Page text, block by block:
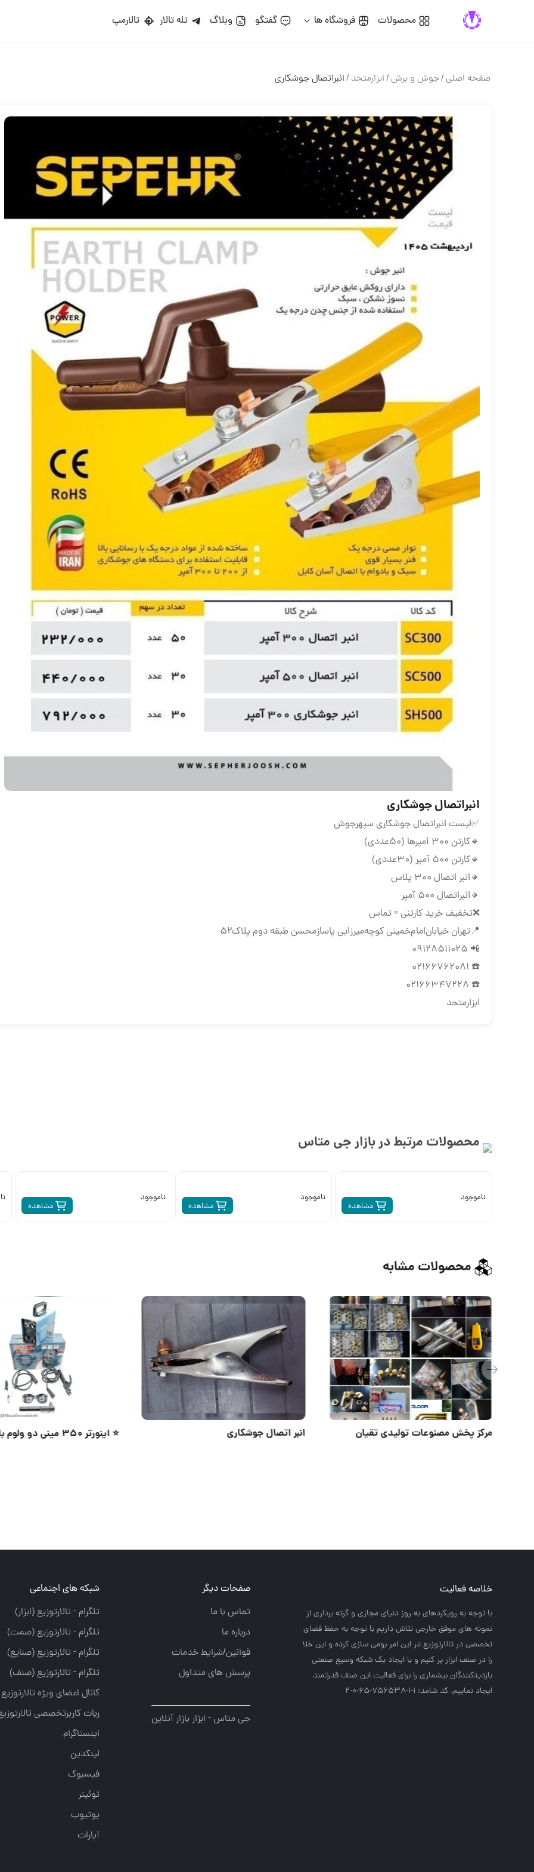
محصولات فروشگاه ها گفتگو وبلاگ تله تالار تالارمپ
صفحه اصلی/جوش و برش/ابزارمتحد /انبراتصال جوشکاری
انبراتصال جوشکاری
✅لیست انبراتصال جوشکاری سپهرجوش
🔹کارتن ۳۰۰ آمپرها (۵۰عددی)
🔹کارتن ۵۰۰ آمپر (۳۰عددی)
🔸انبر اتصال ۳۰۰ پلاس
🔸انبراتصال ۵۰۰ آمپر
❌تخفیف خرید کارتنی = تماس
📍تهران ‌خیابان‌امام‌خمینی‌ کوچه‌میرزایی پاساژمحسن طبقه دوم پلاک۵۲
📲 09128511025
☎️ 02166762081
☎️ 02166347228
ابزارمتحد
محصولات مرتبط در بازارجی متاس
مشاهده
ناموجود
مشاهده
ناموجود
مشاهده
ناموجود
محصولات مشابه
کابل جوشکاری سپهرجوش مرکز پخش مصنوعات تولیدی تقیان انبر اتصال جوشکاری
خلاصه فعالیت
با توجه به رويكردهاي به روز دنياي مجازي و گرته برداري از
نمونه هاي موفق خارجي تلاش داريم با توجه به حفظ فضاي
تخصصي در تالارتوزيع در اين امر بومي سازي كرده و اين خلا
را در صنف ابزار پر كنيم و با ايجاد يك شبكه وسيع صنعتي
بازديدكنندگان بيشماري را براي فعاليت اين صنف قدرتمند
ايجاد نماييم. کد شامد: 1-1-756538-65-0-2
صفحات دیگر
تماس با ما
درباره ما
قوانین/شرایط خدمات
پرسش های متداول
جی متاس - ابزار بازار آنلاین
شبکه های اجتماعی
تلگرام - تالارتوزيع (ابزار)
تلگرام - تالارتوزيع (صمت)
تلگرام - تالارتوزيع (صنايع)
تلگرام - تالارتوزیع (صنف)
کانال اعضای ویژه تالارتوزیع
ربات کاربرتخصصی
اینستاگرام
لینکدین
فیسبوک
توئیتر
یوتیوب
آپارات